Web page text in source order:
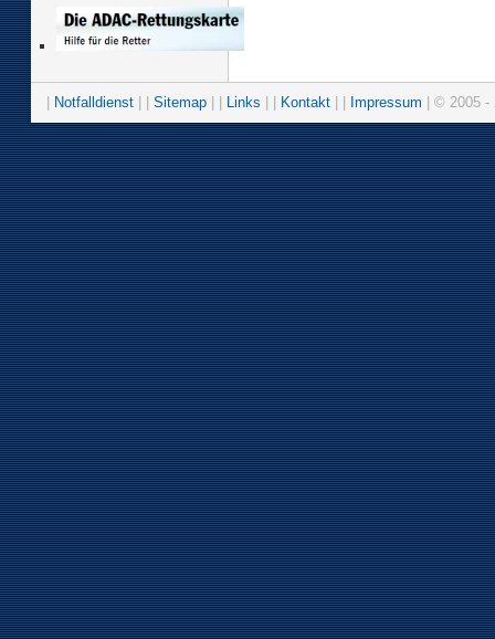
Notfalldienst Sitemap Links Kontakt Impressum | © 2005 -